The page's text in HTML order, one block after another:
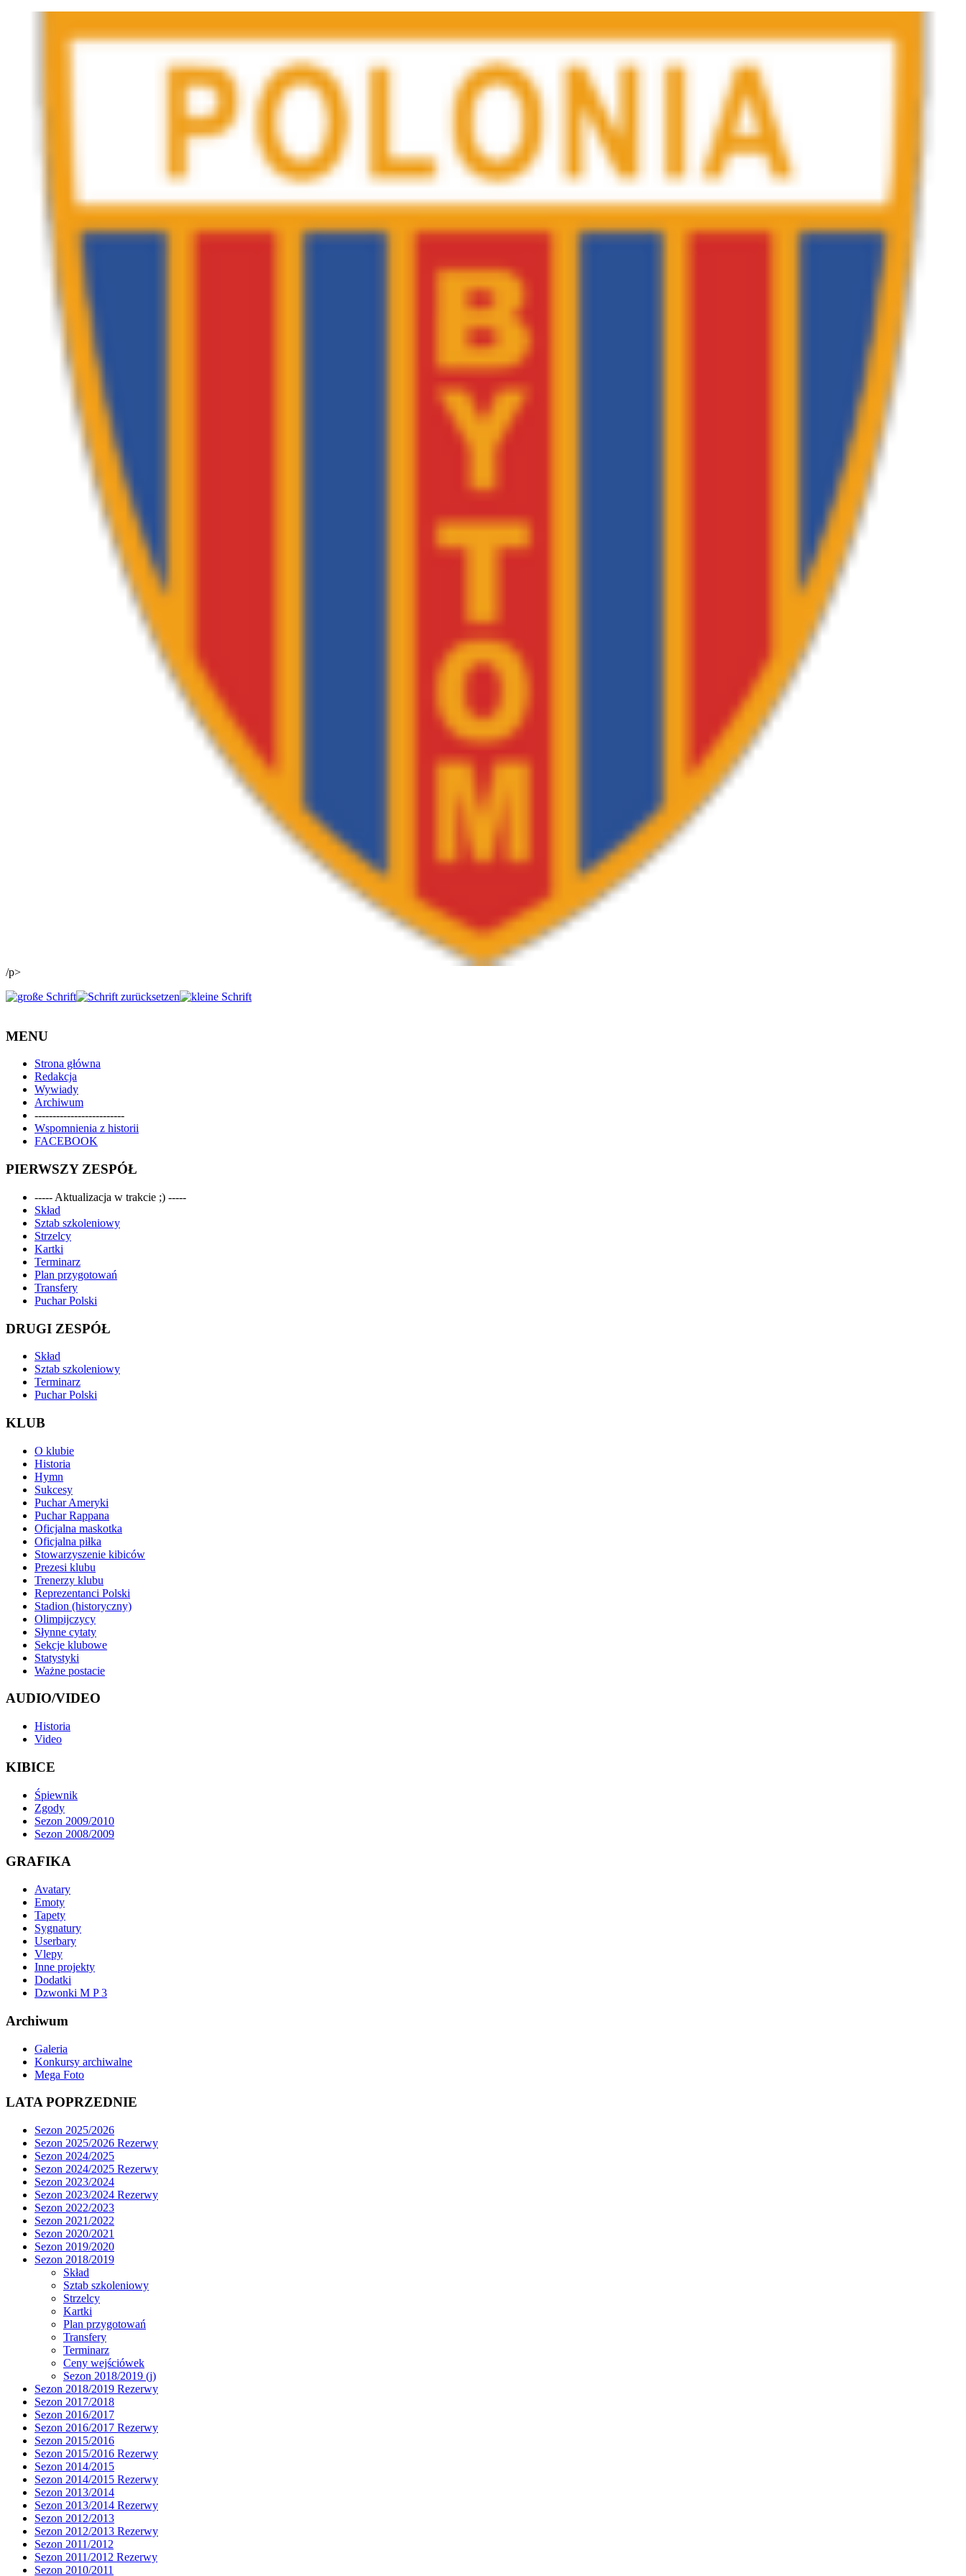
/p>
MENU
Strona główna
Redakcja
Wywiady
Archiwum
-------------------------
Wspomnienia z historii
FACEBOOK
PIERWSZY ZESPÓŁ
----- Aktualizacja w trakcie ;) -----
Skład
Sztab szkoleniowy
Strzelcy
Kartki
Terminarz
Plan przygotowań
Transfery
Puchar Polski
DRUGI ZESPÓŁ
Skład
Sztab szkoleniowy
Terminarz
Puchar Polski
KLUB
O klubie
Historia
Hymn
Sukcesy
Puchar Ameryki
Puchar Rappana
Oficjalna maskotka
Oficjalna piłka
Stowarzyszenie kibiców
Prezesi klubu
Trenerzy klubu
Reprezentanci Polski
Stadion (historyczny)
Olimpijczycy
Słynne cytaty
Sekcje klubowe
Statystyki
Ważne postacie
AUDIO/VIDEO
Historia
Video
KIBICE
Śpiewnik
Zgody
Sezon 2009/2010
Sezon 2008/2009
GRAFIKA
Avatary
Emoty
Tapety
Sygnatury
Userbary
Vlepy
Inne projekty
Dodatki
Dzwonki M P 3
Archiwum
Galeria
Konkursy archiwalne
Mega Foto
LATA POPRZEDNIE
Sezon 2025/2026
Sezon 2025/2026 Rezerwy
Sezon 2024/2025
Sezon 2024/2025 Rezerwy
Sezon 2023/2024
Sezon 2023/2024 Rezerwy
Sezon 2022/2023
Sezon 2021/2022
Sezon 2020/2021
Sezon 2019/2020
Sezon 2018/2019
Skład
Sztab szkoleniowy
Strzelcy
Kartki
Plan przygotowań
Transfery
Terminarz
Ceny wejściówek
Sezon 2018/2019 (j)
Sezon 2018/2019 Rezerwy
Sezon 2017/2018
Sezon 2016/2017
Sezon 2016/2017 Rezerwy
Sezon 2015/2016
Sezon 2015/2016 Rezerwy
Sezon 2014/2015
Sezon 2014/2015 Rezerwy
Sezon 2013/2014
Sezon 2013/2014 Rezerwy
Sezon 2012/2013
Sezon 2012/2013 Rezerwy
Sezon 2011/2012
Sezon 2011/2012 Rezerwy
Sezon 2010/2011